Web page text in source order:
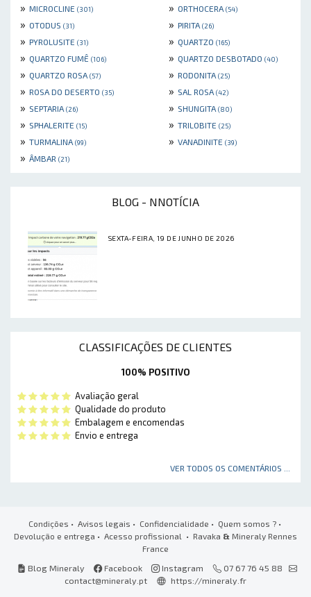
» MICROCLINE (301) » ORTHOCERA (54)
» OTODUS (31) » PIRITA (26)
» PYROLUSITE (31) » QUARTZO (165)
» QUARTZO FUMÊ (106) » QUARTZO DESBOTADO (40)
» QUARTZO ROSA (57) » RODONITA (25)
» ROSA DO DESERTO (35) » SAL ROSA (42)
» SEPTARIA (26) » SHUNGITA (80)
» SPHALERITE (15) » TRILOBITE (25)
» TURMALINA (99) » VANADINITE (39)
» ÂMBAR (21)
BLOG - NNOTÍCIA
SEXTA-FEIRA, 19 DE JUNHO DE 2026
CLASSIFICAÇÕES DE CLIENTES
100% POSITIVO
Avaliação geral
Qualidade do produto
Embalagem e encomendas
Envio e entrega
VER TODOS OS COMENTÁRIOS ...
Condições • Avisos legais • Confidencialidade • Quem somos ?•
Devolução e entrega • Acesso profissional • Ravaka & Mineraly Rennes
France
Blog Mineraly
Facebook Instagram
07 67 76 45 88
contact@mineraly.pt
https://mineraly.fr